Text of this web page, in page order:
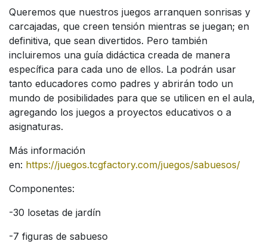
Queremos que nuestros juegos arranquen sonrisas y
carcajadas, que creen tensión mientras se juegan; en
definitiva, que sean divertidos. Pero también
incluiremos una guía didáctica creada de manera
específica para cada uno de ellos. La podrán usar
tanto educadores como padres y abrirán todo un
mundo de posibilidades para que se utilicen en el aula,
agregando los juegos a proyectos educativos o a
asignaturas.
Más información
en: https://juegos.tcgfactory.com/juegos/sabuesos/
Componentes:
-30 losetas de jardín
-7 figuras de sabueso